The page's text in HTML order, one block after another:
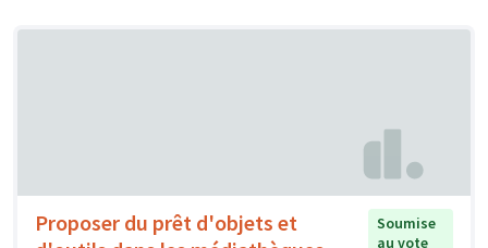
Proposer du prêt d'objets et
Soumise
au vote